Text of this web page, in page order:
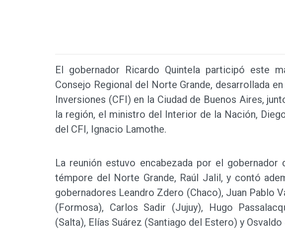
El gobernador Ricardo Quintela participó este
Consejo Regional del Norte Grande, desarrollada
Inversiones (CFI) en la Ciudad de Buenos Aires,
la región, el ministro del Interior de la Nación,
del CFI, Ignacio Lamothe.
La reunión estuvo encabezada por el gobernador
témpore del Norte Grande, Raúl Jalil, y contó
gobernadores Leandro Zdero (Chaco), Juan Pablo
(Formosa), Carlos Sadir (Jujuy), Hugo
(Salta), Elías Suárez (Santiago del Estero) y